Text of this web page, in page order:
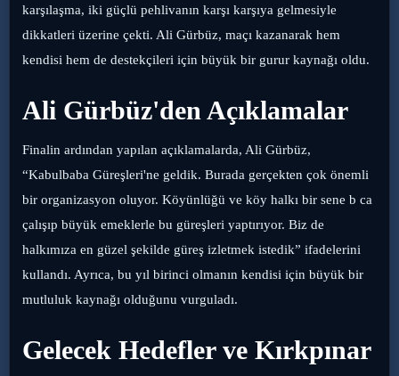
karşılaşma, iki güçlü pehlivanın karşı karşıya gelmesiyle
dikkatleri üzerine çekti. Ali Gürbüz, maçı kazanarak hem
kendisi hem de destekçileri için büyük bir gurur kaynağı oldu.
Ali Gürbüz'den Açıklamalar
Finalin ardından yapılan açıklamalarda, Ali Gürbüz,
“Kabulbaba Güreşleri'ne geldik. Burada gerçekten çok önemli
bir organizasyon oluyor. Köyünlüğü ve köy halkı bir sene b ca
çalışıp büyük emeklerle bu güreşleri yaptırıyor. Biz de
halkımıza en güzel şekilde güreş izletmek istedik” ifadelerini
kullandı. Ayrıca, bu yıl birinci olmanın kendisi için büyük bir
mutluluk kaynağı olduğunu vurguladı.
Gelecek Hedefler ve Kırkpınar